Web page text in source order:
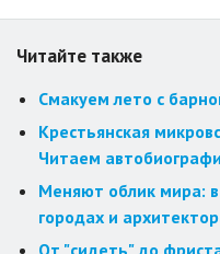
Читайте также
Смакуем лето с
Крестьянская
Читаем
Меняют облик мира:
городах и